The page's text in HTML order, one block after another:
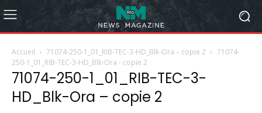
Accueil 71074-250-1_01_RIB-TEC-3-HD_Blk-Ora – copie 2
71074-
250-1_01_RIB-TEC-3-HD_Blk-Ora - copie 2
71074-250-1_01_RIB-TEC-3-
HD_Blk-Ora – copie 2